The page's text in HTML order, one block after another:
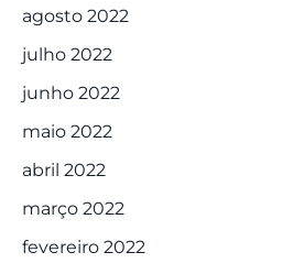
agosto 2022
julho 2022
junho 2022
maio 2022
abril 2022
março 2022
fevereiro 2022